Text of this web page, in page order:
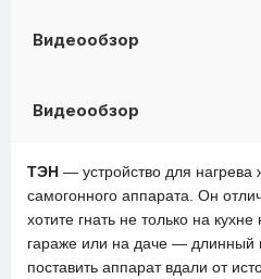
Видеообзор
Видеообзор
ТЭН — устройство для нагрева
самогонного аппарата. Он
хотите гнать не только на
гараже или на даче — длинный
поставить аппарат вдали от